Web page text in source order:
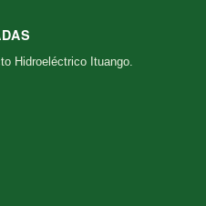
Hidroeléctrico Ituango.